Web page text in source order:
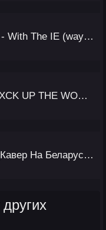
JENNIE (BLACKPINK) - With The IE (way up)
LISA (BLACKPINK) - FXCK UP THE WORLD (Vixi Solo Version)
ALINKA - Ведаеш Ты (Кавер На Беларусском)